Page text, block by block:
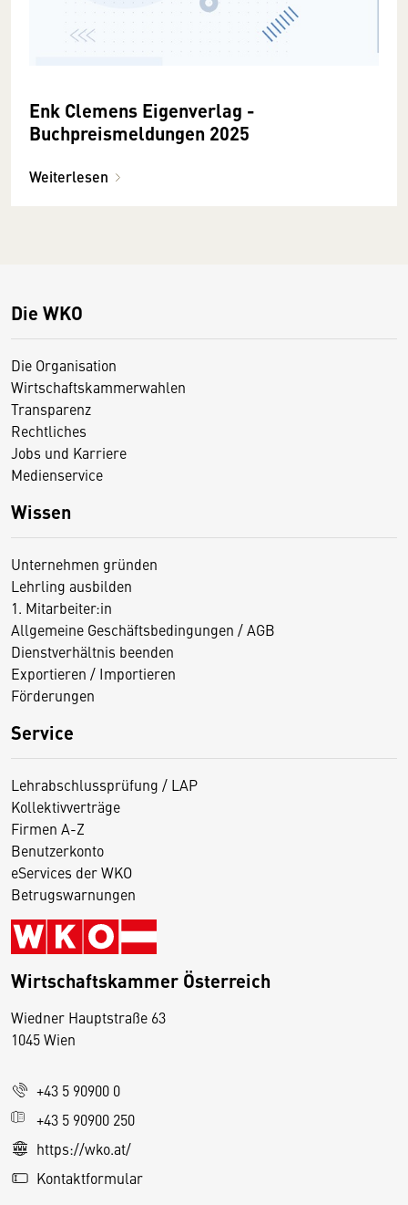
Enk Clemens Eigenverlag -
Buchpreismeldungen 2025
Weiterlesen
Die WKO
Die Organisation
Wirtschaftskammerwahlen
Transparenz
Rechtliches
Jobs und Karriere
Medienservice
Wissen
Unternehmen gründen
Lehrling ausbilden
1. Mitarbeiter:in
Allgemeine Geschäftsbedingungen / AGB
Dienstverhältnis beenden
Exportieren / Importieren
Förderungen
Service
Lehrabschlussprüfung / LAP
Kollektivverträge
Firmen A-Z
Benutzerkonto
eServices der WKO
Betrugswarnungen
Wirtschaftskammer Österreich
Wiedner Hauptstraße 63
1045 Wien
+43 5 90900 0
+43 5 90900 250
https://wko.at/
Kontaktformular
D
s
e
S
e